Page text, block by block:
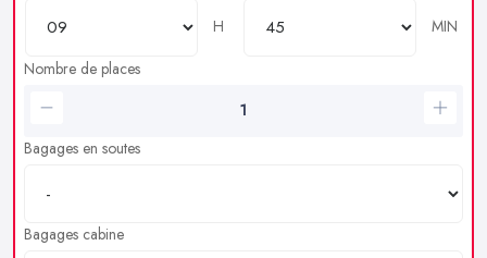
H
MIN
Nombre de places
Bagages en soutes
Bagages cabine